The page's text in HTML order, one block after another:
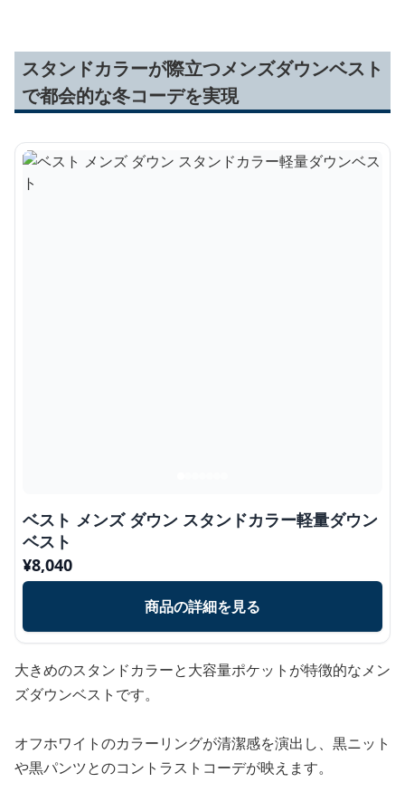
スタンドカラーが際立つメンズダウンベスト
で都会的な冬コーデを実現
ベスト メンズ ダウン スタンドカラー軽量ダウン
ベスト
¥8,040
商品の詳細を見る
大きめのスタンドカラーと大容量ポケットが特徴的なメン
ズダウンベストです。
オフホワイトのカラーリングが清潔感を演出し、黒ニット
や黒パンツとのコントラストコーデが映えます。